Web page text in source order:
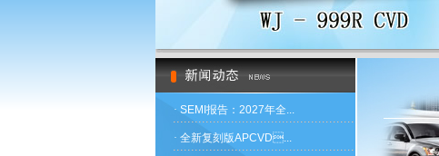
· SEMI报告：2027年全...
· 全新复刻版APCVD...